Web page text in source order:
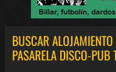
BUSCAR
PASARELA DISCO-PUB